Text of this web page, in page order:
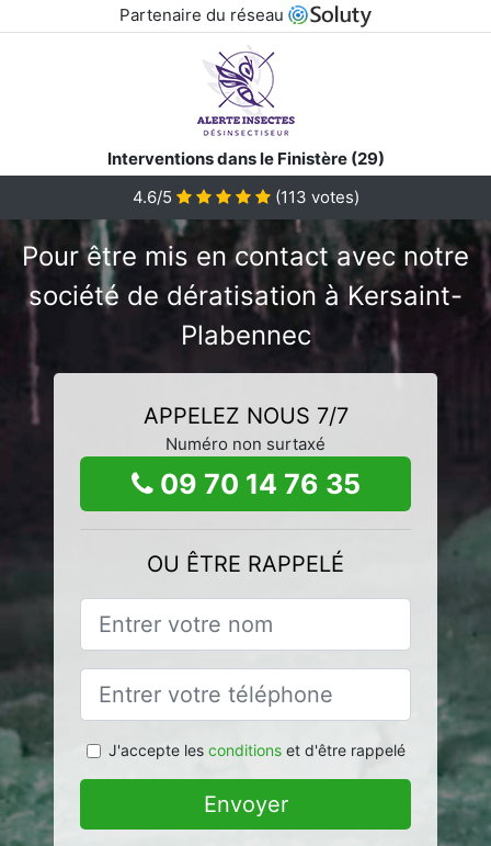
Partenaire du réseau
Interventions dans le Finistère (29)
4.6/5
(113 votes)
Pour être mis en contact avec notre
société de dératisation à Kersaint-
Plabennec
APPELEZ NOUS 7/7
Numéro non surtaxé
09 70 14 76 35
OU ÊTRE RAPPELÉ
J'accepte les conditionset d'être rappelé
Envoyer